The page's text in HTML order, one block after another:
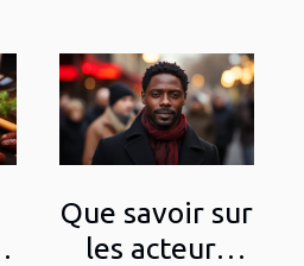
Que savoir sur
les acteurs